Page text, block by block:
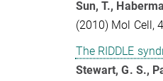
Sun, T.,
(2010) Mol Cell,
The RIDDLE
Stewart, G. S.,